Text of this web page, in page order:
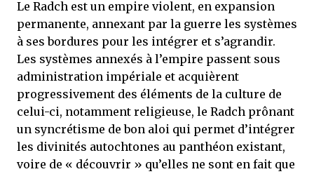
Le Radch est un empire violent, en expansion
permanente, annexant par la guerre les systèmes
à ses bordures pour les intégrer et s’agrandir.
Les systèmes annexés à l’empire passent sous
administration impériale et acquièrent
progressivement des éléments de la culture de
celui-ci, notamment religieuse, le Radch prônant
un syncrétisme de bon aloi qui permet d’intégrer
les divinités autochtones au panthéon existant,
voire de « découvrir » qu’elles ne sont en fait que